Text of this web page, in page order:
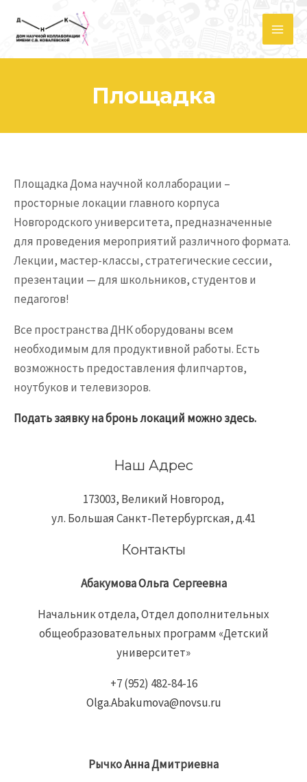
содержимому
Площадка
Площадка Дома научной коллаборации –
просторные локации главного корпуса
Новгородского университета, предназначенные
для проведения мероприятий различного формата.
Лекции, мастер-классы, стратегические сессии,
презентации — для школьников, студентов и
педагогов!
Все пространства ДНК оборудованы всем
необходимым для продуктивной работы. Есть
возможность предоставления флипчартов,
ноутбуков и телевизоров.
Подать заявку на бронь локаций можно здесь.
Наш Адрес
173003, Великий Новгород,
ул. Большая Санкт-Петербургская, д.41
Контакты
АбакумоваОльга Сергеевна
Начальник отдела, Отдел дополнительных
общеобразовательных программ «Детский
университет»
+7 (952) 482-84-16
Olga.Abakumova@novsu.ru
РычкоАннаДмитриевна